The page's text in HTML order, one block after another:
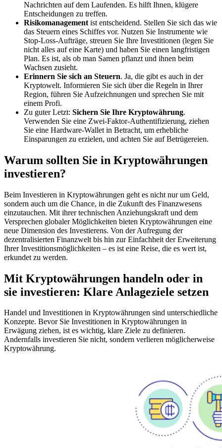
Nachrichten auf dem Laufenden. Es hilft Ihnen, klügere
Entscheidungen zu treffen.
Risikomanagement ist entscheidend. Stellen Sie sich das wie
das Steuern eines Schiffes vor. Nutzen Sie Instrumente wie
Stop-Loss-Aufträge, streuen Sie Ihre Investitionen (legen Sie
nicht alles auf eine Karte) und haben Sie einen langfristigen
Plan. Es ist, als ob man Samen pflanzt und ihnen beim
Wachsen zusieht.
Erinnern Sie sich an Steuern. Ja, die gibt es auch in der
Kryptowelt. Informieren Sie sich über die Regeln in Ihrer
Region, führen Sie Aufzeichnungen und sprechen Sie mit
einem Profi.
Zu guter Letzt: Sichern Sie Ihre Kryptowährung.
Verwenden Sie eine Zwei-Faktor-Authentifizierung, ziehen
Sie eine Hardware-Wallet in Betracht, um erhebliche
Einsparungen zu erzielen, und achten Sie auf Betrügereien.
Warum sollten Sie in Kryptowährungen
investieren?
Beim Investieren in Kryptowährungen geht es nicht nur um Geld,
sondern auch um die Chance, in die Zukunft des Finanzwesens
einzutauchen. Mit ihrer technischen Anziehungskraft und dem
Versprechen globaler Möglichkeiten bieten Kryptowährungen eine
neue Dimension des Investierens. Von der Aufregung der
dezentralisierten Finanzwelt bis hin zur Einfachheit der Erweiterung
Ihrer Investitionsmöglichkeiten – es ist eine Reise, die es wert ist,
erkundet zu werden.
Mit Kryptowährungen handeln oder in
sie investieren: Klare Anlageziele setzen
Handel und Investitionen in Kryptowährungen sind unterschiedliche
Konzepte. Bevor Sie Investitionen in Kryptowährungen in
Erwägung ziehen, ist es wichtig, klare Ziele zu definieren.
Andernfalls investieren Sie nicht, sondern verlieren möglicherweise
Kryptowährung.